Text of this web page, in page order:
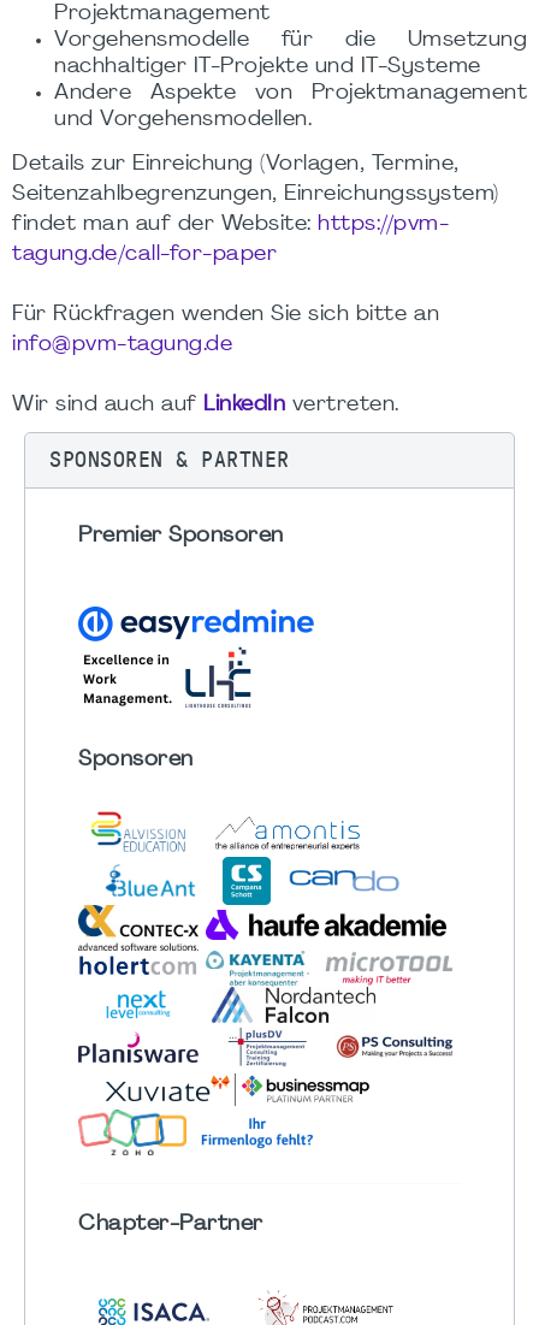
Projektmanagement
Vorgehensmodelle für die Umsetzung
nachhaltiger IT-Projekte und IT-Systeme
Andere Aspekte von Projektmanagement
und Vorgehensmodellen.
Details zur Einreichung (Vorlagen, Termine,
Seitenzahlbegrenzungen, Einreichungssystem)
findet man auf der Website: https://pvm-
tagung.de/call-for-paper
Für Rückfragen wenden Sie sich bitte an
info@pvm-tagung.de
Wir sind auch auf LinkedIn vertreten.
SPONSOREN & PARTNER
Premier Sponsoren
Sponsoren
Chapter-Partner